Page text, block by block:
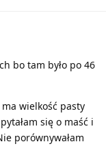
bo tam było po 46
wielkość pasty
się o maść i
porównywałam